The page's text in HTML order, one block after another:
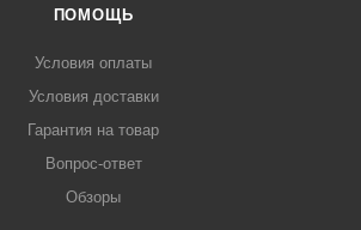
ПОМОЩЬ
Условия оплаты
Условия доставки
Гарантия на товар
Вопрос-ответ
Обзоры